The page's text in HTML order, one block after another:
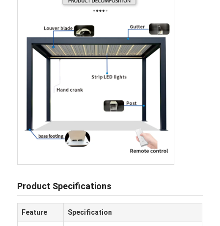
สินค้า
เกี่ยวกับเรา
การควบคุมคุณภาพ
พอร์โกลาที่มีลวดอลูมิเนียม
Product Specifications
Feature Specification